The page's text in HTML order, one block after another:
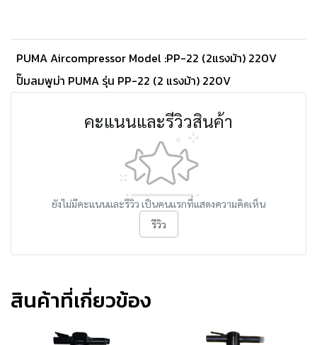
PUMA Aircompressor Model :PP-22 (2แรงม้า) 220V
ปั๊มลมพูม่า PUMA รุ่น PP-22 (2 แรงม้า) 220V
คะแนนและรีวิวสินค้า
ยังไม่มีคะแนนและรีวิว เป็นคนแรกที่แสดงความคิดเห็น
รีวิว
สินค้าที่เกี่ยวข้อง